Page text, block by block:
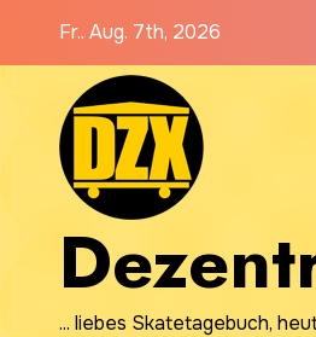
Fr.. Aug. 7th, 2026
... liebes Skatetagebuch,